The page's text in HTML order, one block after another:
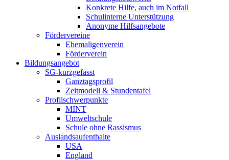
Konkrete Hilfe, auch im Notfall
Schulinterne Unterstützung
Anonyme Hilfsangebote
Fördervereine
Ehemaligenverein
Förderverein
Bildungsangebot
SG-kurzgefasst
Ganztagsprofil
Zeitmodell & Stundentafel
Profilschwerpunkte
MINT
Umweltschule
Schule ohne Rassismus
Auslandsaufenthalte
USA
England